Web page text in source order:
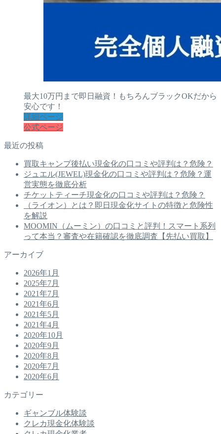
最大10万円まで即日融資！もちろんブラックOKだから
安心です！
詳細ページ
公式ページ
最近の投稿
買取キャンプ後払い現金化の口コミや評判は？危険？
ジュエル(JEWEL)現金化の口コミや評判は？危険？運
営実態を徹底分析
チケットティーチ現金化の口コミや評判は？危険？
（ライオン）とは？即日現金化サイトの特徴と危険性
を解説
MOOMIN（ムーミン）の口コミと評判！スマート系列
って本当？審査や在籍確認を徹底調査【先払い買取】
アーカイブ
2026年1月
2025年7月
2021年7月
2021年6月
2021年5月
2021年4月
2020年10月
2020年9月
2020年8月
2020年7月
2020年6月
カテゴリー
ギャンブル体験談
クレカ現金化体験談